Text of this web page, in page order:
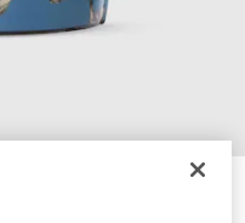
Sketch, fragranza